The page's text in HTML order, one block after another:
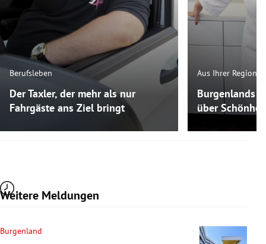
Berufsleben
Der Taxler, der mehr als nur
Fahrgäste ans Ziel bringt
Aus Ihrer Region
Burgenlands
über
Weitere Meldungen
Burgenland